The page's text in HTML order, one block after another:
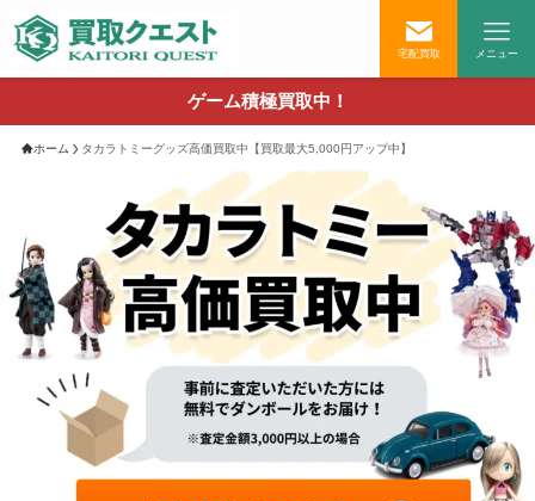
宅配買取 メニュー
ゲーム積極買取中！
ホーム タカラトミーグッズ高価買取中【買取最大5,000円アップ中】